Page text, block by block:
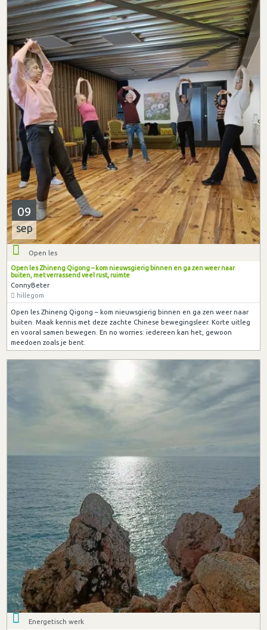
09
sep
Open les
Open les Zhineng Qigong – kom nieuwsgierig binnen en ga zen weer naar
buiten, met verrassend veel rust, ruimte
ConnyBeter
hillegom
Open les Zhineng Qigong – kom nieuwsgierig binnen en ga zen weer naar
buiten. Maak kennis met deze zachte Chinese bewegingsleer. Korte uitleg
en vooral samen bewegen. En no worries: iedereen kan het, gewoon
meedoen zoals je bent.
Energetisch werk